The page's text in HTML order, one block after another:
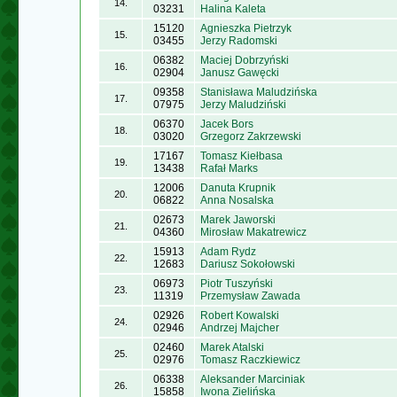
14.
03231
Halina Kaleta
15.
15120
03455
Agnieszka Pietrzyk
Jerzy Radomski
16.
06382
02904
Maciej Dobrzyński
Janusz Gawęcki
17.
09358
07975
Stanisława Maludzińska
Jerzy Maludziński
18.
06370
03020
Jacek Bors
Grzegorz Zakrzewski
19.
17167
13438
Tomasz Kiełbasa
Rafał Marks
20.
12006
06822
Danuta Krupnik
Anna Nosalska
21.
02673
04360
Marek Jaworski
Mirosław Makatrewicz
22.
15913
12683
Adam Rydz
Dariusz Sokołowski
23.
06973
11319
Piotr Tuszyński
Przemysław Zawada
24.
02926
02946
Robert Kowalski
Andrzej Majcher
25.
02460
02976
Marek Atalski
Tomasz Raczkiewicz
26.
06338
15858
Aleksander Marciniak
Iwona Zielińska